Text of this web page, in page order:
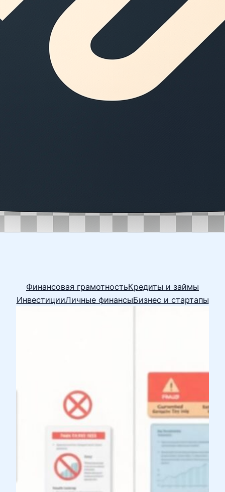
Финансовая грамотностьКредиты и займы
ИнвестицииЛичные финансыБизнес и стартапы